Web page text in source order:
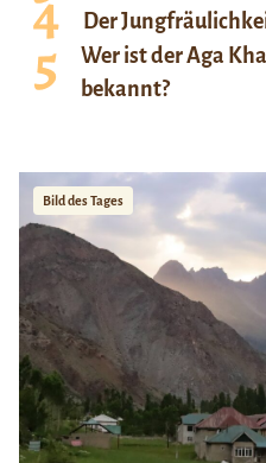
Der
Wer ist der Aga
bekannt?
Bild des Tages